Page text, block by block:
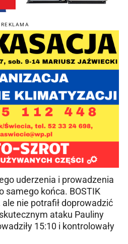
REKLAMA
uderzenia i prowadzenia
samego końca. BOSTIK
nie potrafił doprowadzić
ataku Pauliny
15:10 i kontrolowały